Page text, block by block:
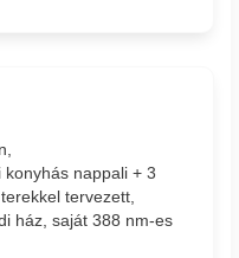
konyhás nappali + 3
tervezett,
ház, saját 388 nm-es